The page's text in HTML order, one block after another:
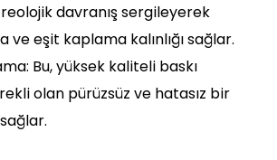
reolojik davranış sergileyerek
ve eşit kaplama kalınlığı sağlar.
Bu, yüksek kaliteli baskı
olan pürüzsüz ve hatasız bir